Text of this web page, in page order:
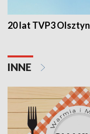
20 lat TVP3 Olsztyn
INNE